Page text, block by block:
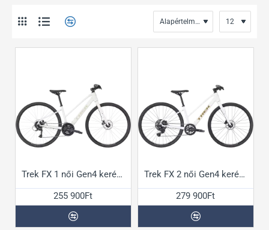
Trek FX 1 női Gen4 kerékpár
255 900Ft
Trek FX 2 női Gen4 kerékpár
279 900Ft